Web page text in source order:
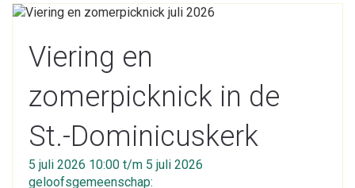
Viering en
zomerpicknick in de
St.-Dominicuskerk
5 juli 2026 10:00 t/m 5 juli 2026
geloofsgemeenschap: